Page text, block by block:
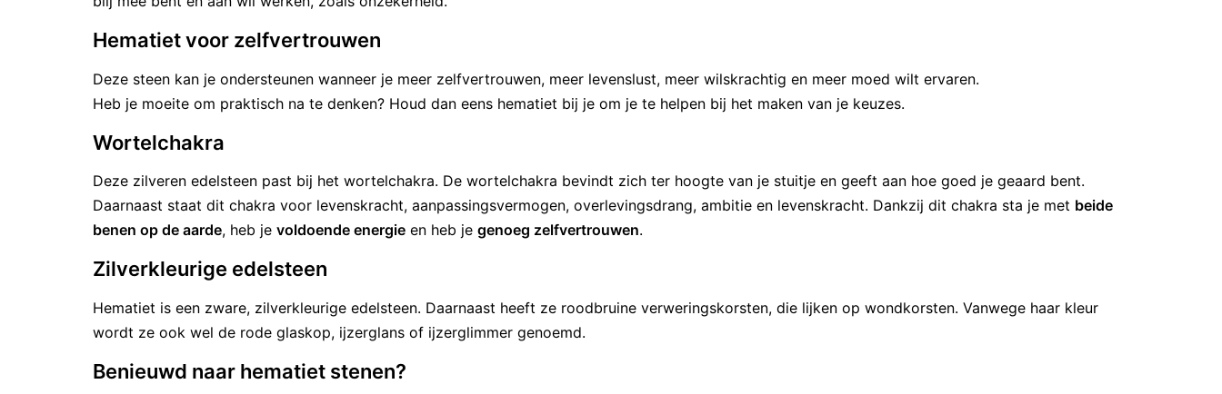
Hematiet voor zelfvertrouwen
Deze steen kan je ondersteunen wanneer je meer zelfvertrouwen, meer levenslust, meer wilskrachtig en meer moed wilt ervaren.
Heb je moeite om praktisch na te denken? Houd dan eens hematiet bij je om je te helpen bij het maken van je keuzes.
Wortelchakra
Deze zilveren edelsteen past bij het wortelchakra. De wortelchakra bevindt zich ter hoogte van je stuitje en geeft aan hoe goed je geaard bent.
Daarnaast staat dit chakra voor levenskracht, aanpassingsvermogen, overlevingsdrang, ambitie en levenskracht. Dankzij dit chakra sta je met beide
benen op de aarde, heb je voldoende energie en heb je genoeg zelfvertrouwen.
Zilverkleurige edelsteen
Hematiet is een zware, zilverkleurige edelsteen. Daarnaast heeft ze roodbruine verweringskorsten, die lijken op wondkorsten. Vanwege haar kleur
wordt ze ook wel de rode glaskop, ijzerglans of ijzerglimmer genoemd.
Benieuwd naar hematiet stenen?